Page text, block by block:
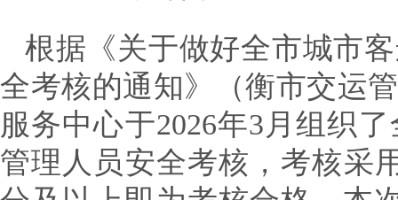
根据《关于做好全市城市
全考核的通知》（衡市交运
服务中心于2026年3月组织
管理人员安全考核，考核采